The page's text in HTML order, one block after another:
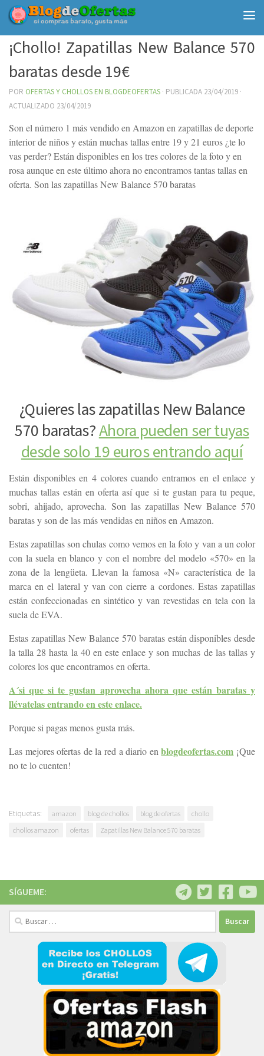
Debajo del contenido
¡Chollo! Zapatillas New Balance 570
baratas desde 19€
POR OFERTAS Y CHOLLOS EN BLOGDEOFERTAS · PUBLICADA 23/04/2019 ·
ACTUALIZADO 23/04/2019
Son el número 1 más vendido en Amazon en zapatillas de deporte
interior de niños y están muchas tallas entre 19 y 21 euros ¿te lo
vas perder? Están disponibles en los tres colores de la foto y en
rosa aunque en este último ahora no encontramos tantas tallas en
oferta. Son las zapatillas New Balance 570 baratas
¿Quieres las zapatillas New Balance
570 baratas?Ahora pueden ser tuyas
desde solo 19 euros entrando aquí
Están disponibles en 4 colores cuando entramos en el enlace y
muchas tallas están en oferta así que si te gustan para tu peque,
sobri, ahijado, aprovecha. Son las zapatillas New Balance 570
baratas y son de las más vendidas en niños en Amazon.
Estas zapatillas son chulas como vemos en la foto y van a un color
con la suela en blanco y con el nombre del modelo «570» en la
zona de la lengüeta. Llevan la famosa «N» característica de la
marca en el lateral y van con cierre a cordones. Estas zapatillas
están confeccionadas en sintético y van revestidas en tela con la
suela de EVA.
Estas zapatillas New Balance 570 baratas están disponibles desde
la talla 28 hasta la 40 en este enlace y son muchas de las tallas y
colores los que encontramos en oferta.
A´si que si te gustan aprovecha ahora que están baratas y
llévatelas entrando en este enlace.
Porque si pagas menos gusta más.
Las mejores ofertas de la red a diario enblogdeofertas.com ¡Que
no te lo cuenten!
Etiquetas: amazon blog de chollos blog de ofertas
chollo
chollos amazon
ofertas Zapatillas New Balance 570 baratas
SÍGUEME:
Buscar: